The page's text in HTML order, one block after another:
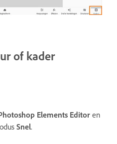
of kader
Elements Editor en
Snel.